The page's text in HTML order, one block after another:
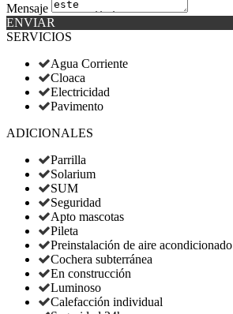
Mensaje
ENVIAR
SERVICIOS
Agua Corriente
Cloaca
Electricidad
Pavimento
ADICIONALES
Parrilla
Solarium
SUM
Seguridad
Apto mascotas
Pileta
Preinstalación de aire acondicionado
Cochera subterránea
En construcción
Luminoso
Calefacción individual